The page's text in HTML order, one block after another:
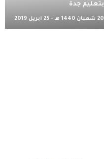
بتعليم جدة
20 شعبان 1440 هـ - 25 أبريل 2019